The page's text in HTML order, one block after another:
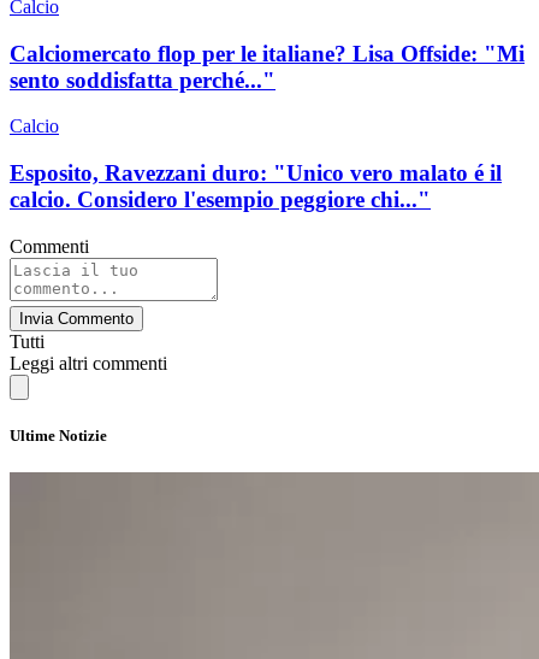
Calcio
Calciomercato flop per le italiane? Lisa Offside: "Mi
sento soddisfatta perché..."
Calcio
Esposito, Ravezzani duro: "Unico vero malato é il
calcio. Considero l'esempio peggiore chi..."
Commenti
Invia Commento
Tutti
Leggi altri commenti
Ultime Notizie